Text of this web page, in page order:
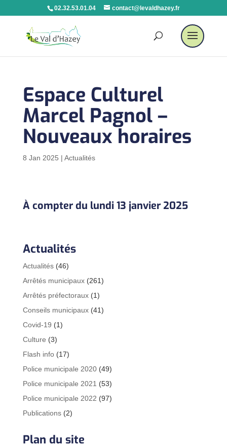
02.32.53.01.04 contact@levaldhazey.fr
Espace Culturel
Marcel Pagnol –
Nouveaux horaires
8 Jan 2025 | Actualités
À compter du lundi 13 janvier 2025
Actualités
Actualités(46)
Arrêtés municipaux(261)
Arrêtés préfectoraux(1)
Conseils municipaux(41)
Covid-19 (1)
Culture (3)
Flash info(17)
Police municipale 2020(49)
Police municipale 2021 (53)
Police municipale 2022 (97)
Publications(2)
Plan du site